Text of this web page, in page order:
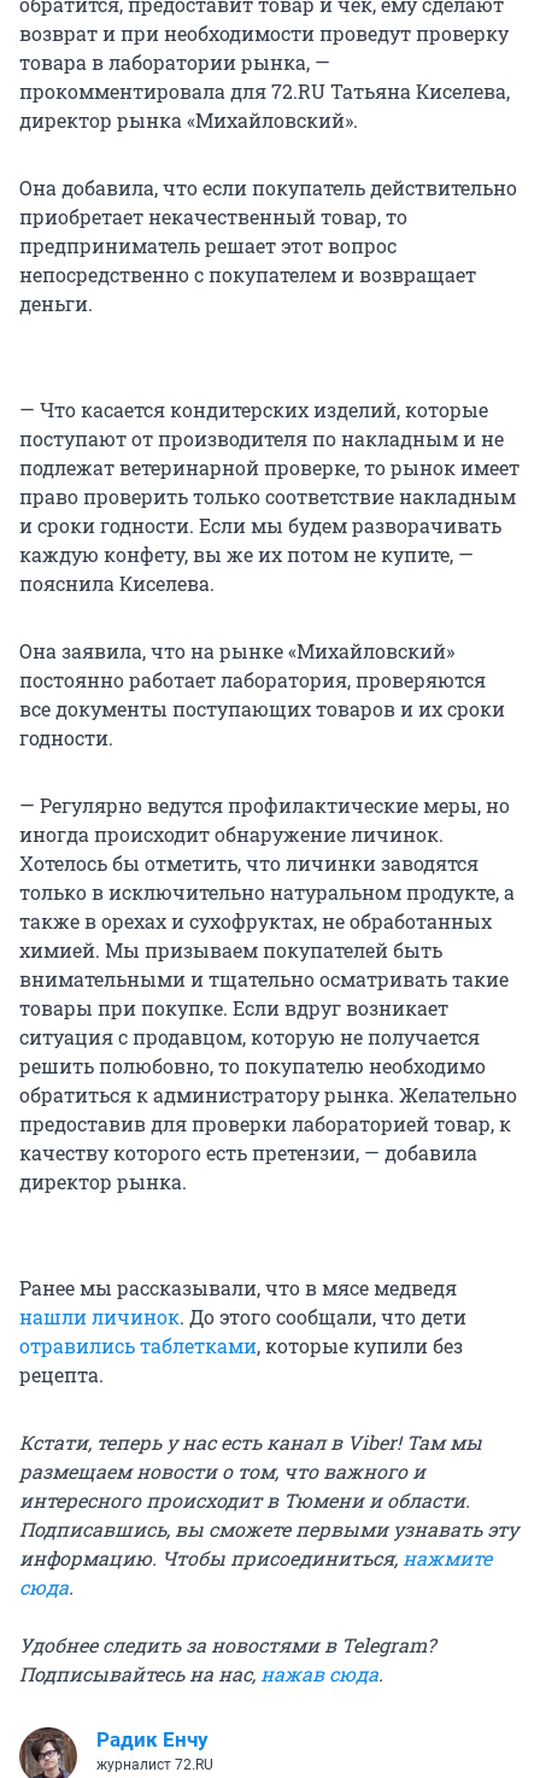
возврат и при необходимости проведут проверку
товара в лаборатории рынка, —
прокомментировала для 72.RU Татьяна Киселева,
директор рынка «Михайловский».
Она добавила, что если покупатель действительно
приобретает некачественный товар, то
предприниматель решает этот вопрос
непосредственно с покупателем и возвращает
деньги.
— Что касается кондитерских изделий, которые
поступают от производителя по накладным и не
подлежат ветеринарной проверке, то рынок имеет
право проверить только соответствие накладным
и сроки годности. Если мы будем разворачивать
каждую конфету, вы же их потом не купите, —
пояснила Киселева.
Она заявила, что на рынке «Михайловский»
постоянно работает лаборатория, проверяются
все документы поступающих товаров и их сроки
годности.
— Регулярно ведутся профилактические меры, но
иногда происходит обнаружение личинок.
Хотелось бы отметить, что личинки заводятся
только в исключительно натуральном продукте, а
также в орехах и сухофруктах, не обработанных
химией. Мы призываем покупателей быть
внимательными и тщательно осматривать такие
товары при покупке. Если вдруг возникает
ситуация с продавцом, которую не получается
решить полюбовно, то покупателю необходимо
обратиться к администратору рынка. Желательно
предоставив для проверки лабораторией товар, к
качеству которого есть претензии, — добавила
директор рынка.
Ранее мы рассказывали, что в мясе медведя
нашли личинок. До этого сообщали, что дети
отравились таблетками, которые купили без
рецепта.
Кстати, теперь у нас есть канал в Viber! Там мы
размещаем новости о том, что важного и
интересного происходит в Тюмени и области.
Подписавшись, вы сможете первыми узнавать эту
информацию. Чтобы присоединиться,нажмите
сюда.
Удобнее следить за новостями в Telegram?
Подписывайтесь на нас,нажав сюда.
Радик Енчу
журналист 72.RU